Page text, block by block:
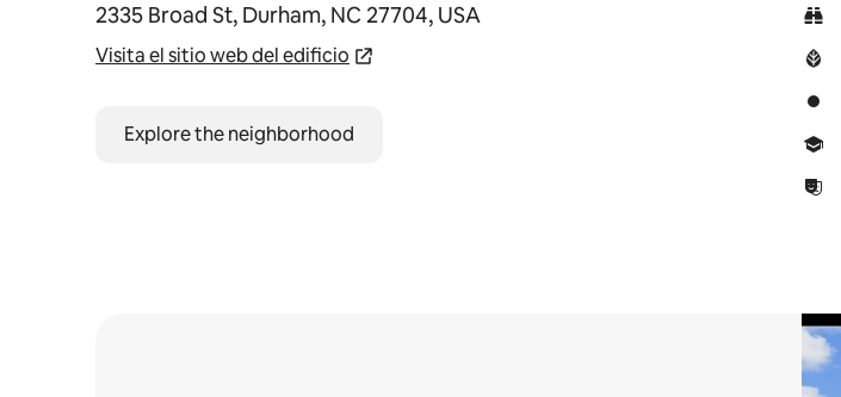
2335 Broad St, Durham, NC 27704, USA
Visita el sitio web del edificio
Explore the neighborhood